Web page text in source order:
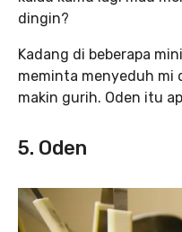
dingin?
Kadang di beberapa
meminta menyeduh mi
makin gurih. Oden itu
5. Oden